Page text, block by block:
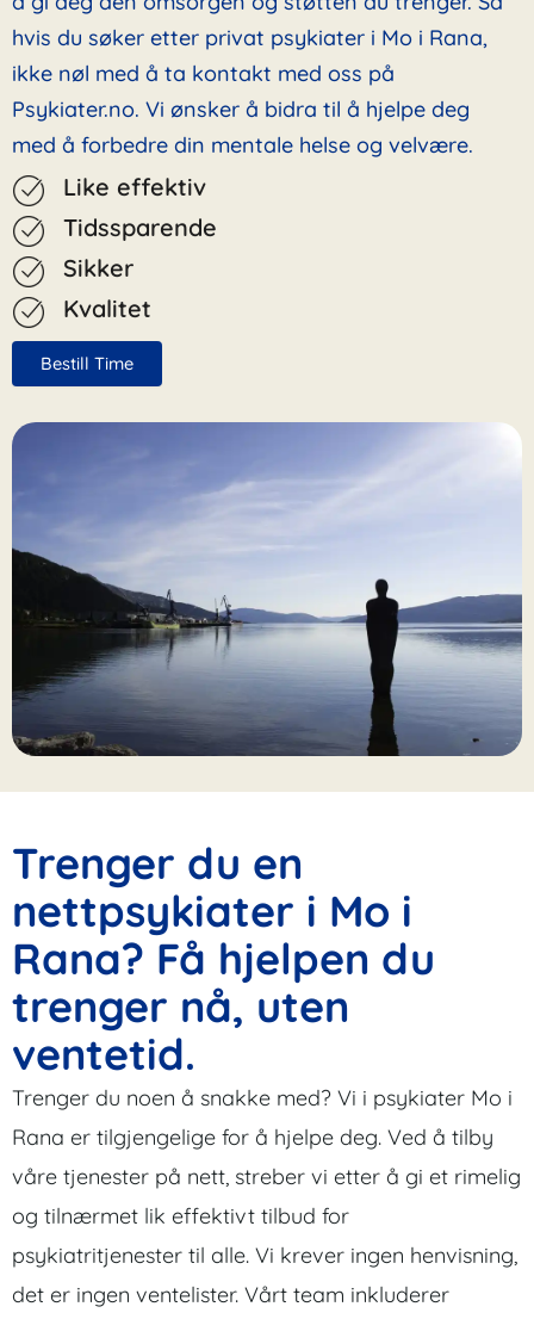
hvis du søker etter privat psykiater i Mo i Rana,
ikke nøl med å ta kontakt med oss på
Psykiater.no. Vi ønsker å bidra til å hjelpe deg
med å forbedre din mentale helse og velvære.
Like effektiv
Tidssparende
Sikker
Kvalitet
Bestill Time
Trenger du en
nettpsykiater i Mo i
Rana? Få hjelpen du
trenger nå, uten
ventetid.
Trenger du noen å snakke med? Vi i psykiater Mo i
Rana er tilgjengelige for å hjelpe deg. Ved å tilby
våre tjenester på nett, streber vi etter å gi et rimelig
og tilnærmet lik effektivt tilbud for
psykiatritjenester til alle. Vi krever ingen henvisning,
det er ingen ventelister. Vårt team inkluderer